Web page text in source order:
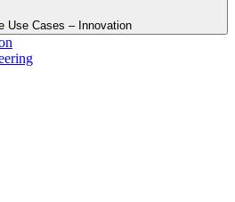
Use Cases – Innovation